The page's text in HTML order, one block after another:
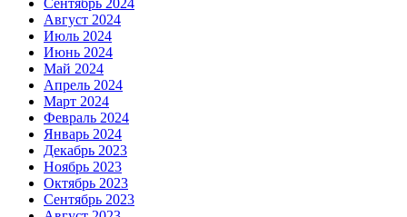
Август 2024
Июль 2024
Июнь 2024
Май 2024
Апрель 2024
Март 2024
Февраль 2024
Январь 2024
Декабрь 2023
Ноябрь 2023
Октябрь 2023
Сентябрь 2023